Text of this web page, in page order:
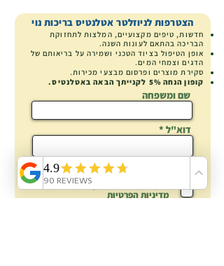
הצטרפות לניוזלטר אטלנטיס בריכות נוי
חדשות, טיפים מקצועיים, המלצות לתחזוקת
הבריכה בהתאם לעונות השנה.
אופן הטיפול בציוד הטכני ושמירה על בריאותם של
הדגים וצמחי המים.
סקירת מוצרים ופרסום מבצעי מכירות.
קופון הנחה5% לקנייתך הבאה באטלנטיס.
שם ומשפחה
דוא"ל
לאיש וישמש למשלוח מאטלנטיס
בלבד.
אישור שמירת המידע בהתאם ל:
מדיניות הפרטיות